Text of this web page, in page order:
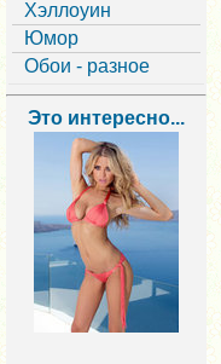
Хэллоуин
Юмор
Обои - разное
Это интересно...